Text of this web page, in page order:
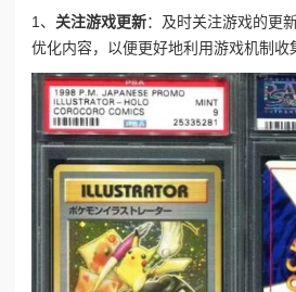
1、 关注游戏更新：及时关注游戏的更
优化内容，以便更好地利用游戏机制收